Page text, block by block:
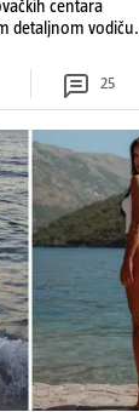
centara
detaljnom vodiču.
će to nedjelje biti
25